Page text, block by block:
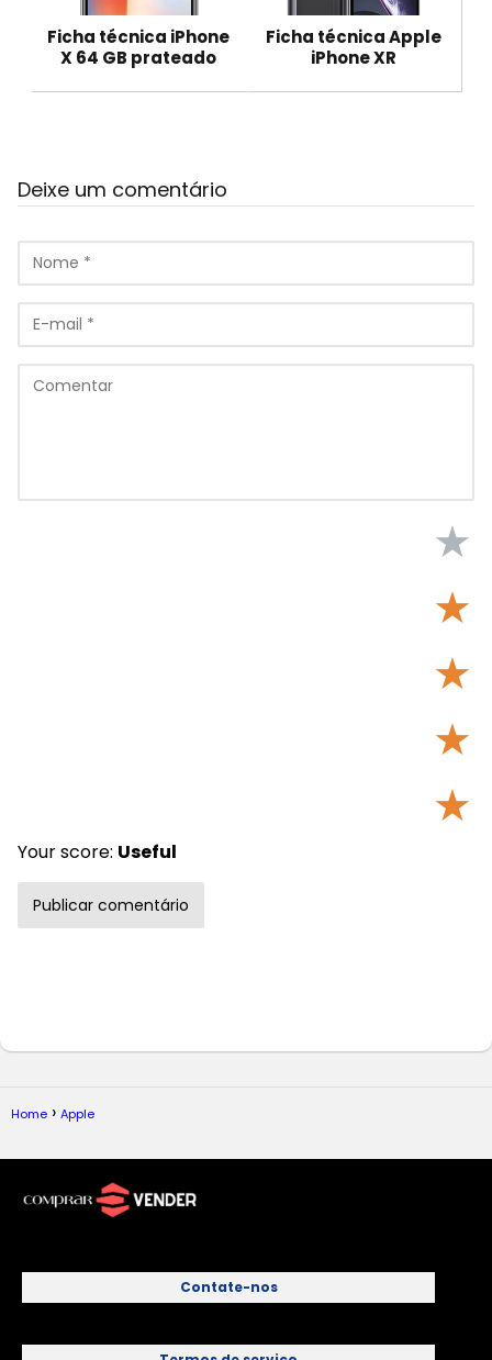
Ficha técnica iPhone
X 64 GB prateado
Ficha técnica Apple
iPhone XR
Deixe um comentário
★
★
★
★
★
Your score: Useful
Home Apple
Contate-nos